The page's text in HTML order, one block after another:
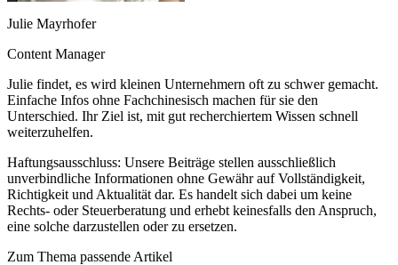
Julie Mayrhofer
Content Manager
Julie findet, es wird kleinen Unternehmern oft zu schwer gemacht.
Einfache Infos ohne Fachchinesisch machen für sie den
Unterschied. Ihr Ziel ist, mit gut recherchiertem Wissen schnell
weiterzuhelfen.
Haftungsausschluss: Unsere Beiträge stellen ausschließlich
unverbindliche Informationen ohne Gewähr auf Vollständigkeit,
Richtigkeit und Aktualität dar. Es handelt sich dabei um keine
Rechts- oder Steuerberatung und erhebt keinesfalls den Anspruch,
eine solche darzustellen oder zu ersetzen.
Zum Thema passende Artikel